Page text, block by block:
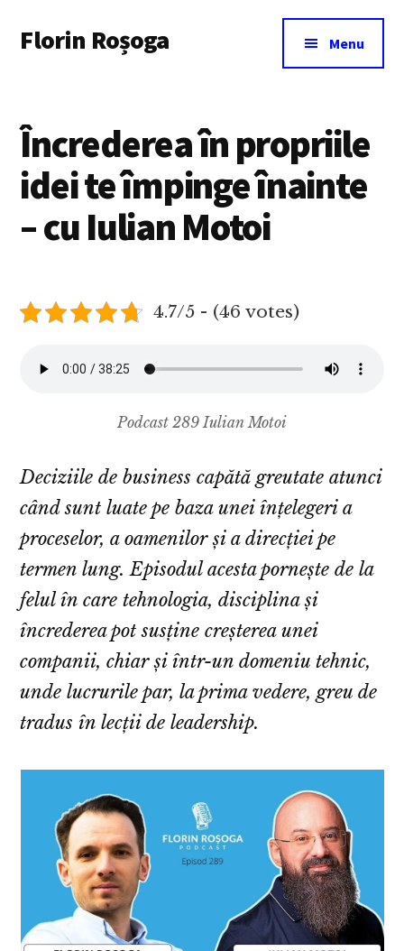
main
menu
Florin Roșoga Menu
Încrederea în propriile
idei te împinge înainte
– cu Iulian Motoi
4.7/5 - (46 votes)
Podcast 289 Iulian Motoi
Deciziile de business capătă greutate atunci
când sunt luate pe baza unei înțelegeri a
proceselor, a oamenilor și a direcției pe
termen lung. Episodul acesta pornește de la
felul în care tehnologia, disciplina și
încrederea pot susține creșterea unei
companii, chiar și într-un domeniu tehnic,
unde lucrurile par, la prima vedere, greu de
tradus în lecții de leadership.